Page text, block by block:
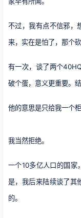
不过，我有点不信邪，
来，实在是怕了，那个
有一次，谈了两个
破个蛋，意义更重要。
他的意思是只给我一个
我当然拒绝。
一个10多亿人口的国家
是，我后来陆续谈了其
的。